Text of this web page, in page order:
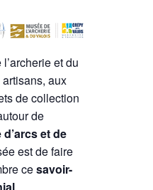
et du
aux
de collection
de
et de
est de faire
cesavoir-
.